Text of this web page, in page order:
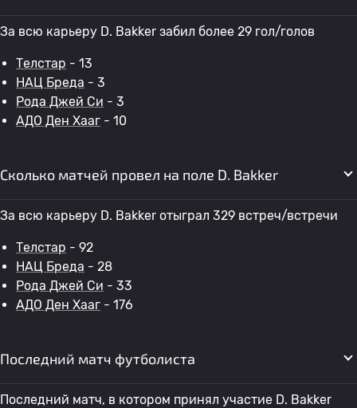
За всю карьеру D. Bakker забил более 29 гол/голов
Телстар - 13
НАЦ Бреда - 3
Рода Джей Си - 3
АДО Ден Хааг - 10
Сколько матчей провел на поле D. Bakker
За всю карьеру D. Bakker отыграл 329 встреч/встречи
Телстар - 92
НАЦ Бреда - 28
Рода Джей Си - 33
АДО Ден Хааг - 176
Последний матч футболиста
Последний матч, в котором принял участие D. Bakker